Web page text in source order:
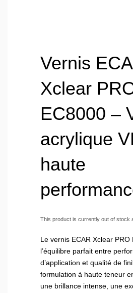
Vernis
Xclear
EC8000 –
acrylique
haute
This product is currently out of stock
Le vernis ECAR Xclear
l’équilibre parfait entre
d’application et qualité de
formulation à haute teneur
une brillance intense, une